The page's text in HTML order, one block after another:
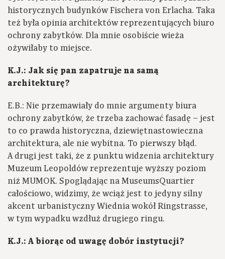
historycznych budynków Fischera von Erlacha. Taka
też była opinia architektów reprezentujących biuro
ochrony zabytków. Dla mnie osobiście wieża
ożywiłaby to miejsce.
K.J.: Jak się pan zapatruje na samą
architekturę?
E.B.: Nie przemawiały do mnie argumenty biura
ochrony zabytków, że trzeba zachować fasadę – jest
to co prawda historyczna, dziewiętnastowieczna
architektura, ale nie wybitna. To pierwszy błąd.
A drugi jest taki, że z punktu widzenia architektury
Muzeum Leopoldów reprezentuje wyższy poziom
niż MUMOK. Spoglądając na MuseumsQuartier
całościowo, widzimy, że wciąż jest to jedyny silny
akcent urbanistyczny Wiednia wokół Ringstrasse,
w tym wypadku wzdłuż drugiego ringu.
K.J.: A biorąc od uwagę dobór instytucji?